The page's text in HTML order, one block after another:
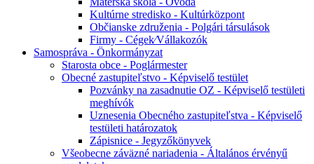
Kultúrne stredisko - Kultúrközpont
Občianske združenia - Polgári társulások
Firmy - Cégek⁄Vállakozók
Samospráva - Önkormányzat
Starosta obce - Poglármester
Obecné zastupiteľstvo - Képviselő testület
Pozvánky na zasadnutie OZ - Képviselő testületi
meghívók
Uznesenia Obecného zastupiteľstva - Képviselő
testületi határozatok
Zápisnice - Jegyzőkönyvek
Všeobecne záväzné nariadenia - Általános érvényű